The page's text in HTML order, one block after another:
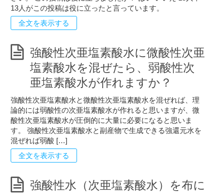
13人がこの投稿は役に立ったと言っています。
全文を表示する
強酸性次亜塩素酸水に微酸性次亜
塩素酸水を混ぜたら、弱酸性次
亜塩素酸水が作れますか？
強酸性次亜塩素酸水と微酸性次亜塩素酸水を混ぜれば、理
論的には弱酸性の次亜塩素酸水が作れると思いますが、微
酸性次亜塩素酸水が圧倒的に大量に必要になると思いま
す。 強酸性次亜塩素酸水と副産物で生成できる強還元水を
混ぜれば弱酸 […]
全文を表示する
強酸性水（次亜塩素酸水）を布に